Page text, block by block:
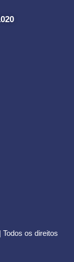
os direitos